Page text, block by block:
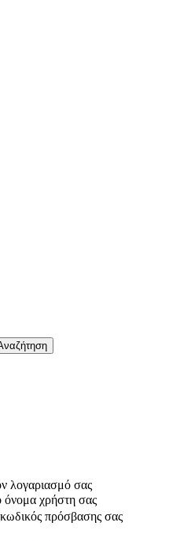
λογαριασμό σας
όνομα χρήστη σας
πρόσβασης σας